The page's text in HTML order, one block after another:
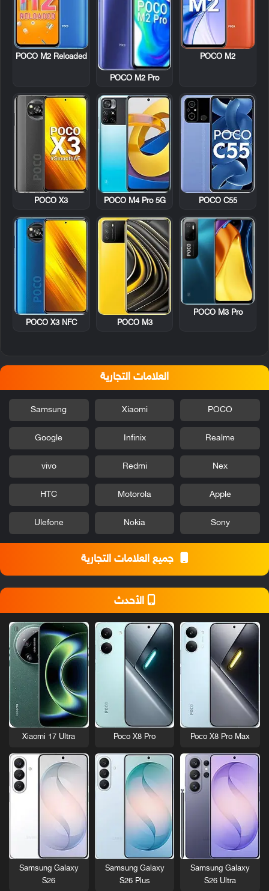
POCO M2
POCO M2 Pro
POCO M2 Reloaded
POCO C55
POCO M4 Pro 5G
POCO X3
POCO M3 Pro
POCO M3
POCO X3 NFC
العلامات التجارية
POCO
Xiaomi
Samsung
Realme
Infinix
Google
Nex
Redmi
vivo
Apple
Motorola
HTC
Sony
Nokia
Ulefone
جميع العلامات التجارية
الأحدث
Poco X8 Pro Max
Poco X8 Pro
Xiaomi 17 Ultra
Samsung Galaxy
S26 Ultra
Samsung Galaxy
S26 Plus
Samsung Galaxy
S26